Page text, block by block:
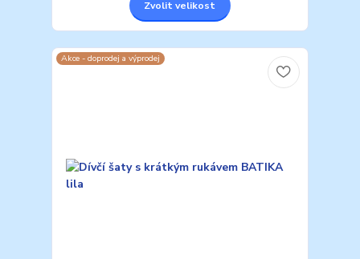
Zvolit velikost
Akce - doprodej a výprodej